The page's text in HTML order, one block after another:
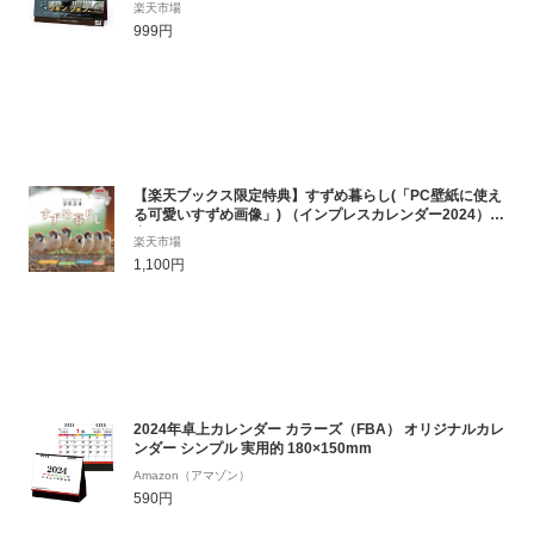
楽天市場
999円
【楽天ブックス限定特典】すずめ暮らし(「PC壁紙に使え
る可愛いすずめ画像」) （インプレスカレンダー2024） [
中野さとる ]
楽天市場
1,100円
2024年卓上カレンダー カラーズ（FBA） オリジナルカレ
ンダー シンプル 実用的 180×150mm
Amazon（アマゾン）
590円